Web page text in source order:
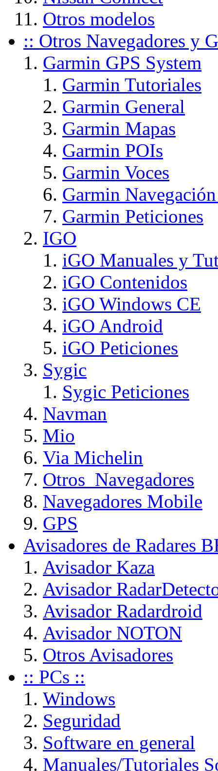
Otros modelos
:: Otros Navegadores y
Garmin GPS System
Garmin Tutoriales
Garmin General
Garmin Mapas
Garmin POIs
Garmin Voces
Garmin
Garmin Peticiones
IGO
iGO Manuales y
iGO Contenidos
iGO Windows CE
iGO Android
iGO Peticiones
Sygic
Sygic Peticiones
Navman
Mio
Via Michelin
Otros_Navegadores
Navegadores Mobile
GPS
Avisadores de Radares
Avisador Kaza
Avisador
Avisador Radardroid
Avisador NOTON
Otros Avisadores
:: PCs ::
Windows
Seguridad
Software en general
Manuales/Tutoriales